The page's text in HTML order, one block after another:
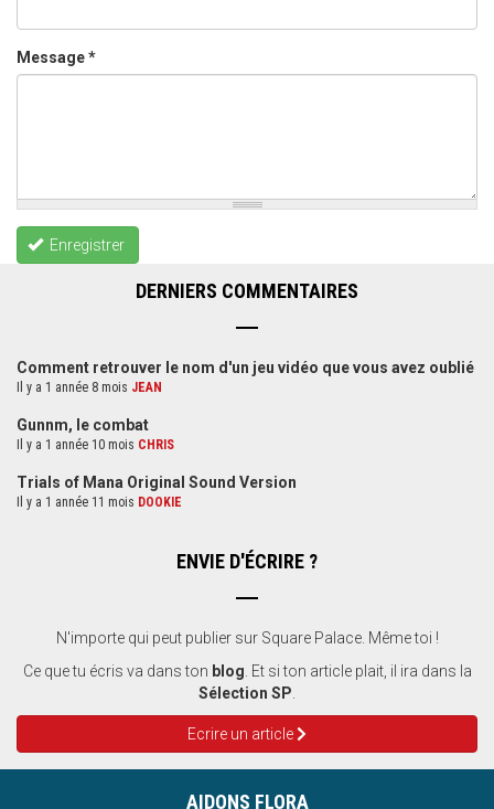
Message*
Enregistrer
DERNIERS COMMENTAIRES
Comment retrouver le nom d'un jeu vidéo que vous avez oublié
Il y a 1 année 8 mois JEAN
Gunnm, le combat
Il y a 1 année 10 mois CHRIS
Trials of Mana Original Sound Version
Il y a 1 année 11 mois DOOKIE
ENVIE D'ÉCRIRE ?
N'importe qui peut publier sur Square Palace. Même toi !
Ce que tu écris va dans ton blog . Et si ton article plait, il ira dans la
Sélection SP
Ecrire un article
AIDONS FLORA